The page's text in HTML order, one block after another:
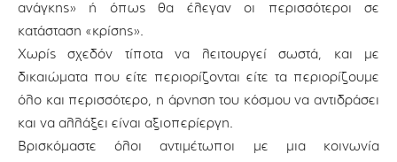
ανάγκης» ή όπως θα έλεγαν οι περισσότεροι σε
κατάσταση «κρίσης».
Χωρίς σχεδόν τίποτα να λειτουργεί σωστά, και με
δικαιώματα που είτε περιορίζονται είτε τα περιορίζουμε
όλο και περισσότερο, η άρνηση του κόσμου να αντιδράσει
και να αλλάξει είναι αξιοπερίεργη.
Βρισκόμαστε όλοι αντιμέτωποι με μια κοινωνία